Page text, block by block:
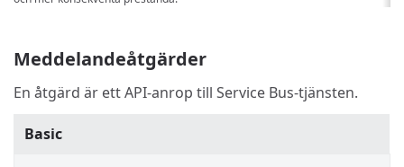
Meddelandeåtgärder
En åtgärd är ett API-anrop till Service Bus-tjänsten.
Basic